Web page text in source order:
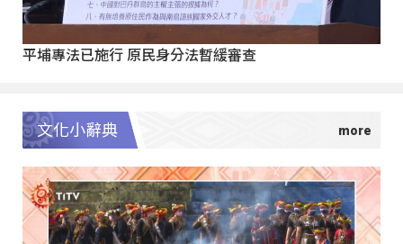
平埔專法已施行 原民身分法暫緩審查
文化小辭典